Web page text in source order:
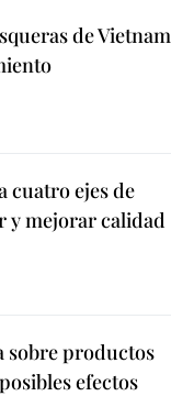
de Vietnam
cuatro ejes de
y mejorar calidad
sobre productos
efectos